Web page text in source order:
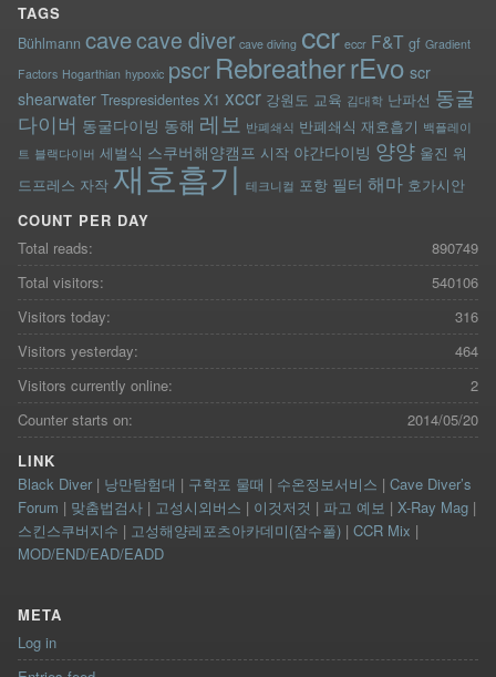
TAGS
Bühlmann cavecave diver cave diving ccr eccr F&T gf Gradient
Factors Hogarthian hypoxic pscr RebreatherrEvo scr
shearwater Trespresidentes X1 xccr 강원도 교육 김대학 난파선 동굴
다이버 동굴다이빙 동해 레보 반폐쇄식 반폐쇄식 재호흡기 백플레이
트 블랙다이버 세벌식 스쿠버해양캠프 시작 야간다이빙 양양 울진 워
드프레스 자작 재호흡기 테크니컬 포항 필터 해마 호가시안
COUNT PER DAY
890749
Total reads:
540106
Total visitors:
316
Visitors today:
464
Visitors yesterday:
2
Visitors currently online:
2014/05/20
Counter starts on:
LINK
Black Diver| 낭만탐험대 | 구학포 물때 | 수온정보서비스 | Cave Diver’s
Forum | 맞춤법검사| 고성시외버스 | 이것저것 | 파고 예보 | X-Ray Mag|
스킨스쿠버지수 | 고성해양레포츠아카데미(잠수풀)| CCR Mix |
MOD/END/EAD/EADD
META
Log in